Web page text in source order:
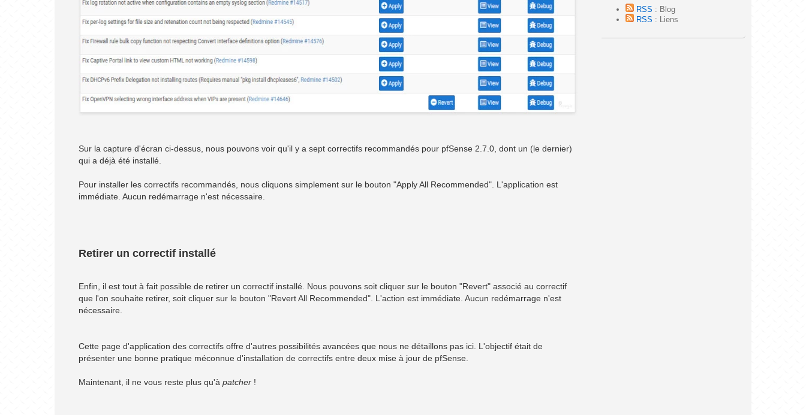
RSS : Blog
RSS : Liens
Sur la capture d'écran ci-dessus, nous pouvons voir qu'il y a sept correctifs recommandés pour pfSense 2.7.0, dont un (le dernier)
qui a déjà été installé.
Pour installer les correctifs recommandés, nous cliquons simplement sur le bouton "Apply All Recommended". L'application est
immédiate. Aucun redémarrage n'est nécessaire.
Retirer un correctif installé
Enfin, il est tout à fait possible de retirer un correctif installé. Nous pouvons soit cliquer sur le bouton "Revert" associé au correctif
que l'on souhaite retirer, soit cliquer sur le bouton "Revert All Recommended". L'action est immédiate. Aucun redémarrage n'est
nécessaire.
Cette page d'application des correctifs offre d'autres possibilités avancées que nous ne détaillons pas ici. L'objectif était de
présenter une bonne pratique méconnue d'installation de correctifs entre deux mise à jour de pfSense.
Maintenant, il ne vous reste plus qu'à patcher !